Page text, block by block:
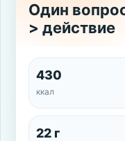
Один
> действие
430
ккал
22 г